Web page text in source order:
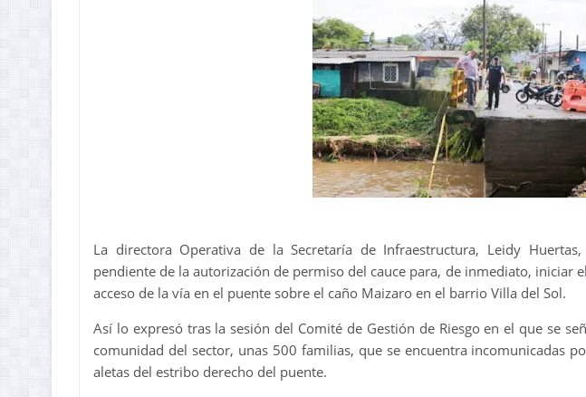
La directora Operativa de la Secretaría de Infraestructura, Leidy
pendiente de la autorización de permiso del cauce para, de inmediato, iniciar
acceso de la vía en el puente sobre el caño Maizaro en el barrio Villa del Sol.
Así lo expresó tras la sesión del Comité de Gestión de Riesgo en el que se
comunidad del sector, unas 500 familias, que se encuentra incomunicadas
aletas del estribo derecho del puente.